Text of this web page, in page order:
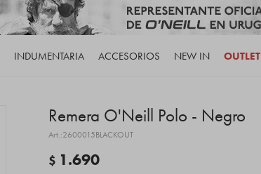
INDUMENTARIA ACCESORIOS NEW IN OUTLET
Remera O'Neill Polo - Negro
2600015BLACKOUT
$ 1.690